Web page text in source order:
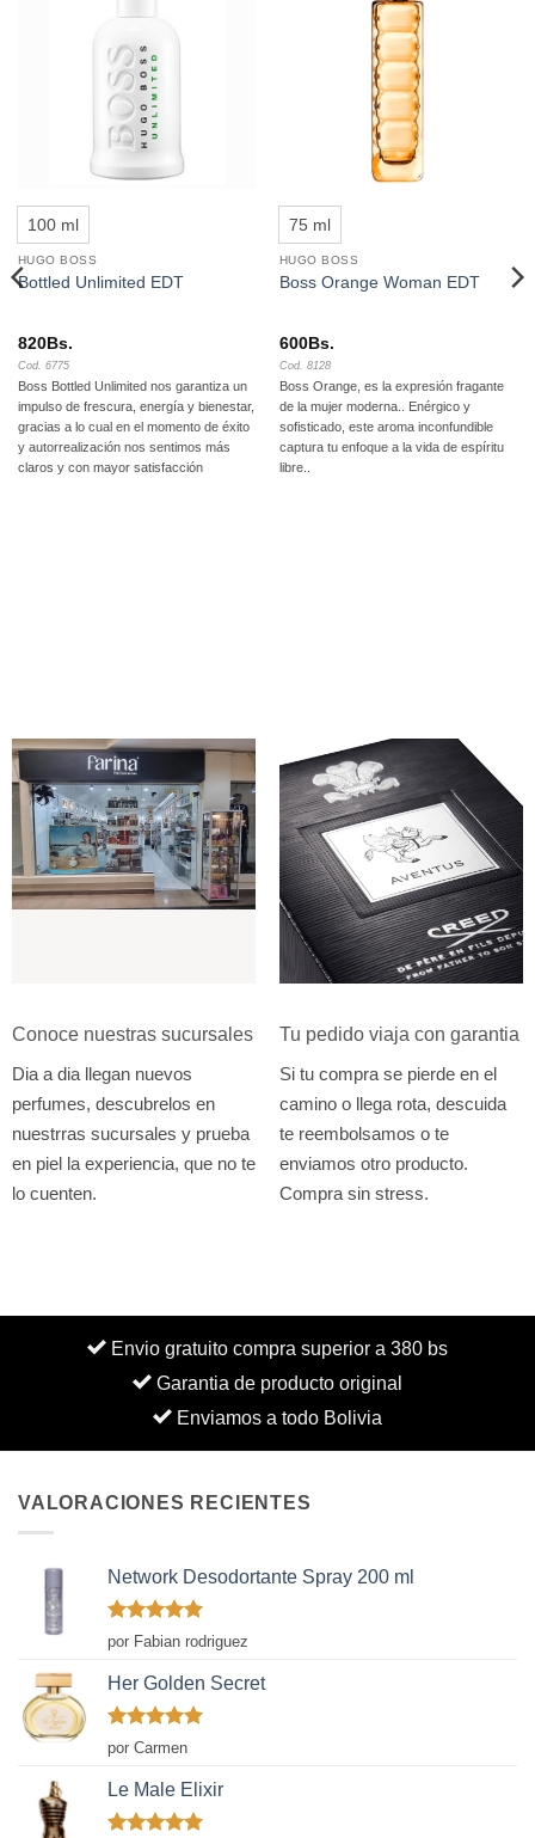
100 ml
HUGO BOSS
Bottled Unlimited EDT
820Bs.
Cod. 6775
Boss Bottled Unlimited nos garantiza un
impulso de frescura, energía y bienestar,
gracias a lo cual en el momento de éxito
y autorrealización nos sentimos más
claros y con mayor satisfacción
75 ml
HUGO BOSS
Boss Orange Woman EDT
600Bs.
Cod. 8128
Boss Orange, es la expresión fragante
de la mujer moderna.. Enérgico y
sofisticado, este aroma inconfundible
captura tu enfoque a la vida de espíritu
libre..
Conoce nuestras sucursales
Dia a dia llegan nuevos
perfumes, descubrelos en
nuestrras sucursales y prueba
en piel la experiencia, que no te
lo cuenten.
Tu pedido viaja con garantia
Si tu compra se pierde en el
camino o llega rota, descuida
te reembolsamos o te
enviamos otro producto.
Compra sin stress.
Envio gratuito compra superior a 380 bs
Garantia de producto original
Enviamos a todo Bolivia
VALORACIONES RECIENTES
Network Desodortante Spray 200 ml
Valorado
con
por Fabian rodriguez
Her Golden Secret
Valorado
con
por Carmen
Le Male Elixir